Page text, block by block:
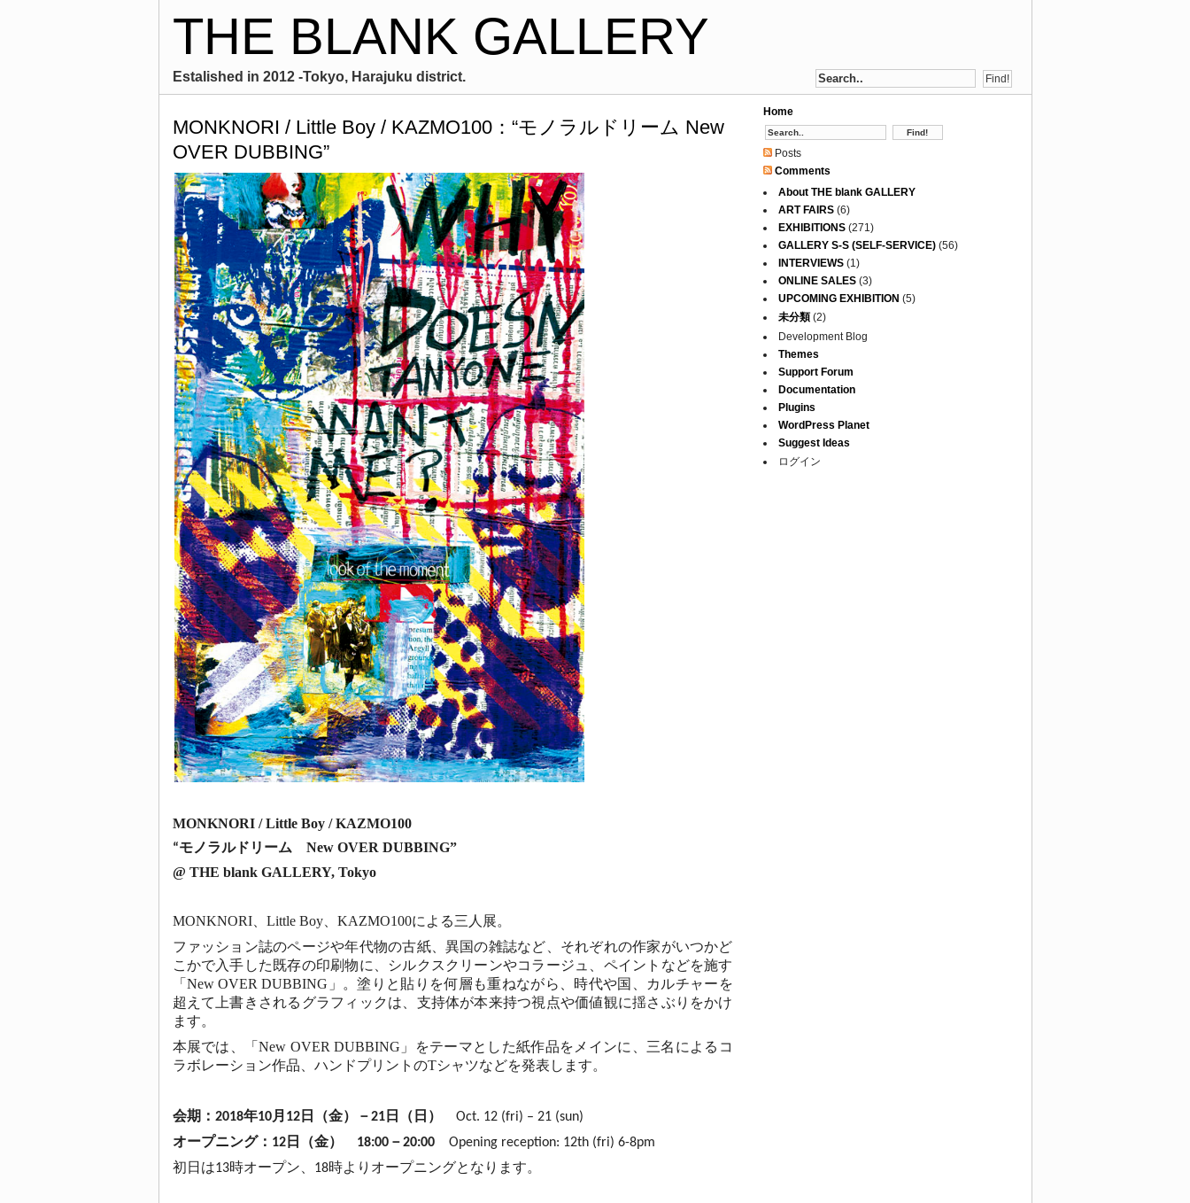
THE BLANK GALLERY
Estalished in 2012 -Tokyo, Harajuku district.
MONKNORI / Little Boy / KAZMO100：“モノラルドリーム New
OVER DUBBING”
MONKNORI / Little Boy / KAZMO100
“モノラルドリーム New OVER DUBBING”
@ THE blank GALLERY, Tokyo
MONKNORI、 Little Boy、 KAZMO100による三人展。
ファッション誌のページや年代物の古紙、異国の雑誌など、それぞれの作家がいつかど
こかで入手した既存の印刷物に、シルクスクリーンやコラージュ、ペイントなどを施す
「 New OVER DUBBING 」。塗りと貼りを何層も重ねながら、時代や国、カルチャーを
超えて上書きされるグラフィックは、支持体が本来持つ視点や価値観に揺さぶりをかけ
ます。
本展では、「New OVER DUBBING 」をテーマとした紙作品をメインに、三名によるコ
ラボレーション作品、ハンドプリントのTシャツなどを発表します。
会期：2018年10月12日（金）－21日（日）
Oct. 12 (fri) – 21 (sun)
オープニング：12日（金） 18:00－20:00Opening reception: 12th (fri) 6-8pm
初日は13時オープン、18時よりオープニングとなります。
Home
Posts
Comments
About THE blank GALLERY
ART FAIRS(6)
EXHIBITIONS(271)
GALLERY S-S (SELF-SERVICE)(56)
INTERVIEWS(1)
ONLINE SALES(3)
UPCOMING EXHIBITION (5)
未分類(2)
Development Blog
Themes
Support Forum
Documentation
Plugins
WordPress Planet
Suggest Ideas
ログイン